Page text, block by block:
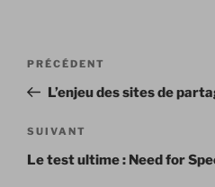
Navigation
l’article
Article
précédent
PRÉCÉDENT
L’enjeu des sites de
Article
suivant
SUIVANT
Le test ultime : Need for